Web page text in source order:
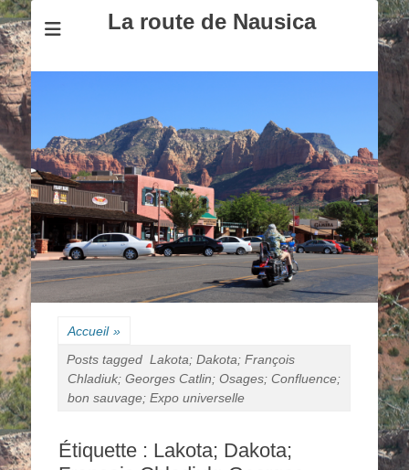
La route de Nausica
Accueil »
Posts tagged Lakota; Dakota; François
Chladiuk; Georges Catlin; Osages; Confluence;
bon sauvage; Expo universelle
Étiquette : Lakota; Dakota;